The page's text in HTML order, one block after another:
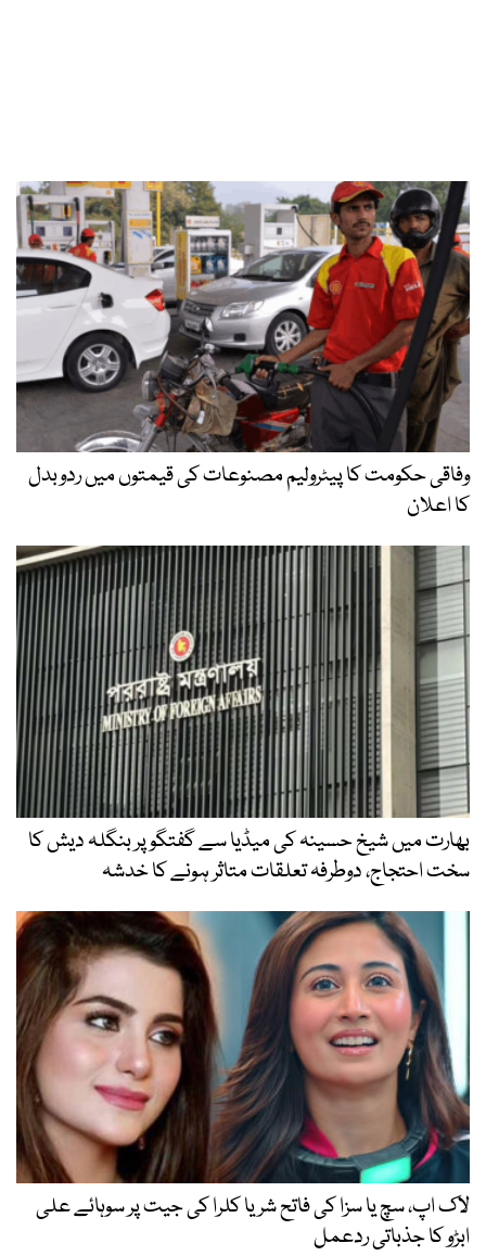
وفاقی حکومت کا پیٹرولیم مصنوعات کی قیمتوں میں ردوبدل
کا اعلان
بھارت میں شیخ حسینہ کی میڈیا سے گفتگو پر بنگلہ دیش کا
سخت احتجاج، دوطرفہ تعلقات متاثر ہونے کا خدشہ
لاک اپ، سچ یا سزا کی فاتح شریا کلرا کی جیت پر سوہائے علی
ابڑو کا جذباتی ردعمل